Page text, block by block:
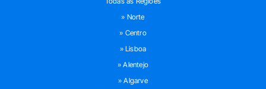
» Norte
» Centro
» Lisboa
» Alentejo
» Algarve